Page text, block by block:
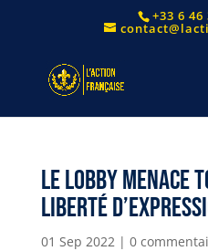
+33 6 46
Le Lobby
liberté
01 Sep 2022| 0